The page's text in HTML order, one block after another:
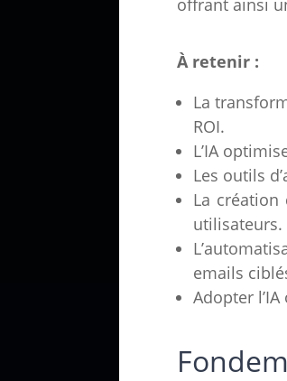
À retenir :
La
ROI.
L’IA
Les outils
La création
utilisateurs.
emails
Adopter